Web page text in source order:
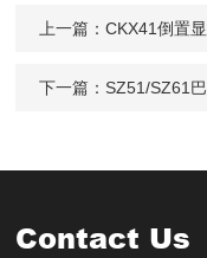
上一篇：CKX41倒置显微镜奥林
下一篇： SZ51/SZ61巴斯显微镜
Contact Us